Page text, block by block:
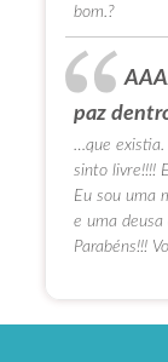
bom.?
paz
…que
sinto livre!!!!
Eu sou uma
e uma deusa
Parabéns!!!